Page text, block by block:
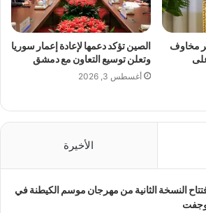
مخاوف
الصين تؤكد دعمها لإعادة إعمار سوريا
وتعلن توسيع التعاون مع دمشق
أغسطس 3, 2026
الأخيرة
النسخة الثانية من مهرجان موسم الكيطنة في